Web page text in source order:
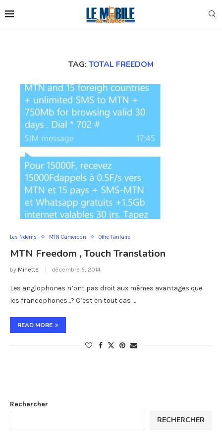
TAG: TOTAL FREEDOM
Les Ndems MTN Cameroon Offre Tarifaire
MTN Freedom , Touch Translation
by Minette décembre 5, 2014
Les anglophones n’ont pas droit aux mêmes avantages que
les francophones…? C’est en tout cas …
READ MORE
Rechercher
RECHERCHER